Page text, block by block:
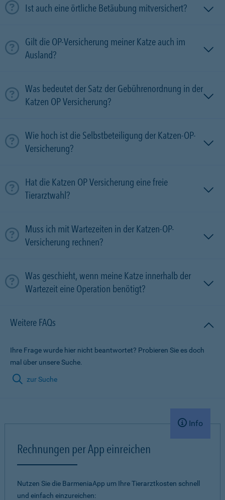
Ist auch eine örtliche Betäubung mitversichert?
Gilt die OP-Versicherung meiner Katze auch im
Ausland?
Was bedeutet der Satz der Gebührenordnung in der
Katzen OP Versicherung?
Wie hoch ist die Selbstbeteiligung der Katzen-OP-
Versicherung?
Hat die Katzen OP Versicherung eine freie
Tierarztwahl?
Muss ich mit Wartezeiten in der Katzen-OP-
Versicherung rechnen?
Was geschieht, wenn meine Katze innerhalb der
Wartezeit eine Operation benötigt?
Weitere FAQs
Ihre Frage wurde hier nicht beantwortet? Probieren Sie es doch
mal über unsere Suche.
zur Suche
Info
Rechnungen per App einreichen
Nutzen Sie die BarmeniaApp um Ihre Tierarztkosten schnell
und einfach einzureichen: